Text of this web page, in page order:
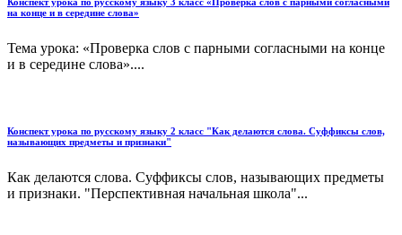
на конце и в середине слова»
Тема урока: «Проверка слов с парными согласными на конце
и в середине слова»....
Конспект урока по русскому языку 2 класс "Как делаются слова. Суффиксы слов,
называющих предметы и признаки"
Как делаются слова. Суффиксы слов, называющих предметы
и признаки. "Перспективная начальная школа"...